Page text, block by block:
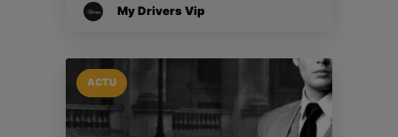
My Drivers Vip
ACTU